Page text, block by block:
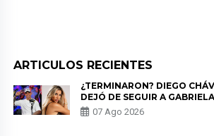
ARTICULOS RECIENTES
¿TERMINARON? DIEGO
DEJÓ DE SEGUIR A
HERRERA Y ANUNCIA SU
DE PÓDCAST
07 Ago 2026